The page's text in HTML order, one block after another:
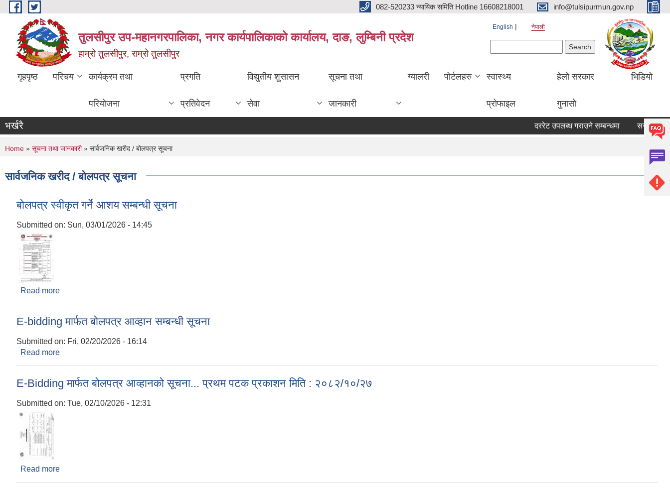
Skip to main content 082-520233 न्यायिक समिति Hotline 16608218001 info@tulsipurmun.gov.np
तुलसीपुर उप-महानगरपालिका, नगर कार्यपालिकाको कार्यालय, दाङ, लुम्बिनी प्रदेश
हाम्रो तुलसीपुर, राम्रो तुलसीपुर
English नेपाली
गृहपृष्ठ परिचय कार्यक्रम तथा
परियोजना
प्रगति
प्रतिवेदन
विद्युतीय शुसासन
सेवा
सूचना तथा
जानकारी
ग्यालरी पोर्टलहरु स्वास्थ्य
प्रोफाइल
हेलो सरकार
गुनासो
भिडियो
भर्खरै दररेट उपलब्ध गराउने सम्बन्धमा सरुवा सहमतिका
You are here
Home » सूचना तथा जानकारी» सार्वजनिक खरीद / बोलपत्र सूचना
सार्वजनिक खरीद / बोलपत्र सूचना
बोलपत्र स्वीकृत गर्ने आशय सम्बन्धी सूचना
Submitted on: Sun, 03/01/2026 - 14:45
Read more
E-bidding मार्फत बोलपत्र आव्हान सम्बन्धी सूचना
Submitted on: Fri, 02/20/2026 - 16:14
Read more
E-Bidding मार्फत बोलपत्र आव्हानको सूचना... प्रथम पटक प्रकाशन मिति : २०८२/१०/२७
Submitted on: Tue, 02/10/2026 - 12:31
Read more